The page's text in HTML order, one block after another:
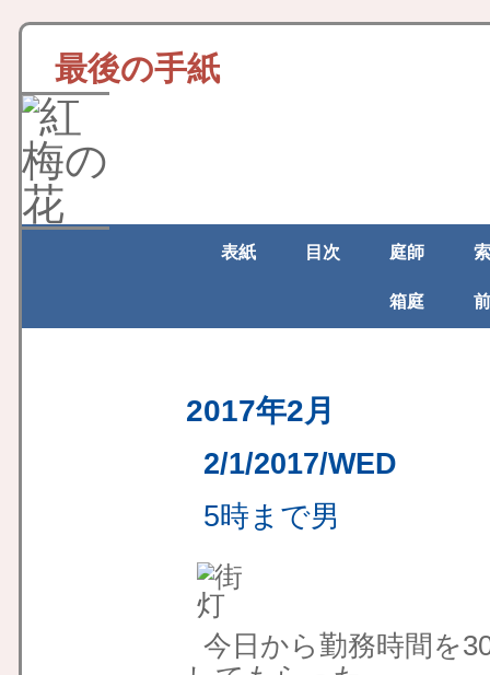
最後の手紙
表紙 目次 庭師
箱庭
2017年2月
2/1/2017/WED
5時まで男
今日から勤務時間を